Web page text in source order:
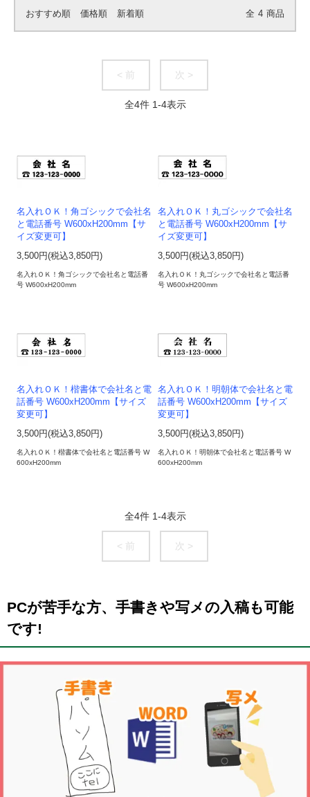
おすすめ順 価格順 新着順 全 4 商品
< 前 次 >
全4件 1-4表示
名入れＯＫ！角ゴシックで会社名
と電話番号 W600xH200mm【サ
イズ変更可】
3,500円(税込3,850円)
名入れＯＫ！角ゴシックで会社名と電話番
号 W600xH200mm
名入れＯＫ！丸ゴシックで会社名
と電話番号 W600xH200mm【サ
イズ変更可】
3,500円(税込3,850円)
名入れＯＫ！丸ゴシックで会社名と電話番
号 W600xH200mm
名入れＯＫ！楷書体で会社名と電
話番号 W600xH200mm【サイズ
変更可】
3,500円(税込3,850円)
名入れＯＫ！楷書体で会社名と電話番号 W
600xH200mm
名入れＯＫ！明朝体で会社名と電
話番号 W600xH200mm【サイズ
変更可】
3,500円(税込3,850円)
名入れＯＫ！明朝体で会社名と電話番号 W
600xH200mm
全4件 1-4表示
< 前 次 >
PCが苦手な方、手書きや写メの入稿も可能
です!